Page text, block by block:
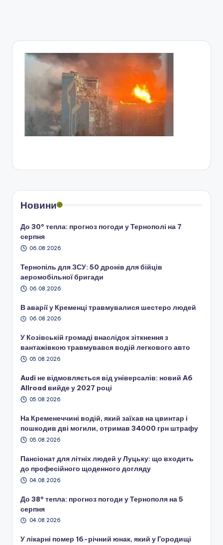
Новини
До 30° тепла: прогноз погоди у Тернополі на 7
серпня
06.08.2026
Тернопіль для ЗСУ: 50 дронів для бійців
аеромобільної бригади
06.08.2026
В аварії у Кременці травмувалися шестеро людей
06.08.2026
У Козівській громаді внаслідок зіткнення з
вантажівкою травмувався водій легкового авто
05.08.2026
Audi не відмовляється від універсалів: новий A6
Allroad вийде у 2027 році
05.08.2026
На Кременеччині водій, який заїхав на цвинтар і
пошкодив дві могили, отримав 34000 грн штрафу
05.08.2026
Пансіонат для літніх людей у Луцьку: що входить
до професійного щоденного догляду
04.08.2026
До 38° тепла: прогноз погоди у Тернополя на 5
серпня
04.08.2026
У лікарні помер 16-річний юнак, який у Городищі